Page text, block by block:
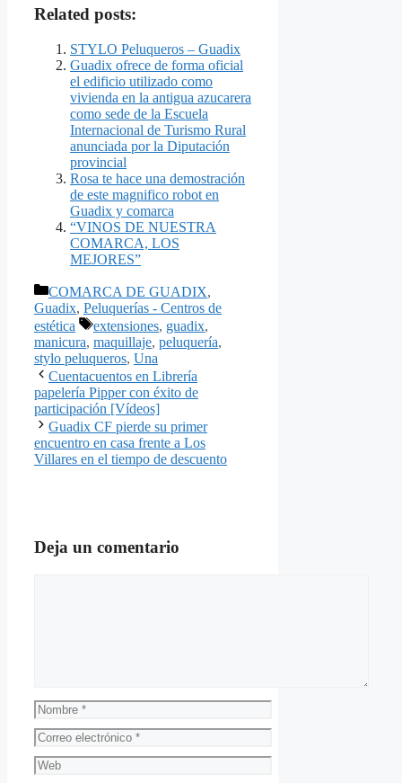
Related posts:
STYLO Peluqueros – Guadix
Guadix ofrece de forma oficial
el edificio utilizado como
vivienda en la antigua azucarera
como sede de la Escuela
Internacional de Turismo Rural
anunciada por la Diputación
provincial
Rosa te hace una demostración
de este magnifico robot en
Guadix y comarca
“VINOS DE NUESTRA
COMARCA, LOS
MEJORES”
Categorías
COMARCA DE GUADIX,
Guadix, Peluquerías - Centros de
estética
Etiquetas
extensiones, guadix,
manicura, maquillaje, peluquería,
stylo peluqueros, Una
Cuentacuentos en Librería
papelería Pipper con éxito de
participación [Vídeos]
Guadix CF pierde su primer
encuentro en casa frente a Los
Villares en el tiempo de descuento
Deja un comentario
Nombre
Correo
electrónico
Web